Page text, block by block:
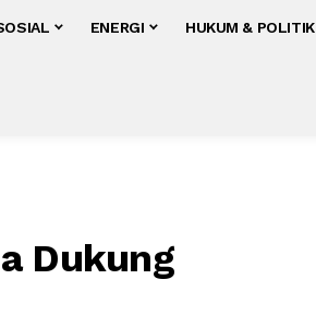
ENERGI HUKUM & POLITIK
Dukung